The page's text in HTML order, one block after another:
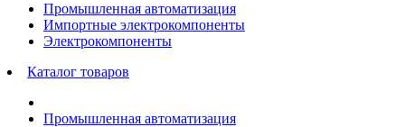
Промышленная автоматизация
Импортные электрокомпоненты
Электрокомпоненты
Каталог товаров
Промышленная автоматизация